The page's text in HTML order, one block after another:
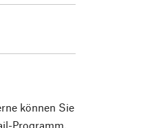
können Sie
Programm.